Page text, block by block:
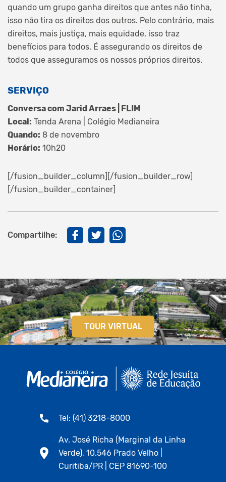
quando um grupo ganha direitos que antes não tinha,
isso não tira os direitos dos outros. Pelo contrário, mais
direitos, mais justiça, mais equidade, isso traz
benefícios para todos. É assegurando os direitos de
todos que asseguramos os nossos próprios direitos.
SERVIÇO
Conversa com Jarid Arraes | FLIM
Local: Tenda Arena | Colégio Medianeira
Quando: 8 de novembro
Horário: 10h20
[/fusion_builder_column][/fusion_builder_row]
[/fusion_builder_container]
Compartilhe:
TOUR VIRTUAL
Tel: (41) 3218-8000
Av. José Richa (Marginal da Linha
Verde), 10.546 Prado Velho |
Curitiba/PR | CEP 81690-100